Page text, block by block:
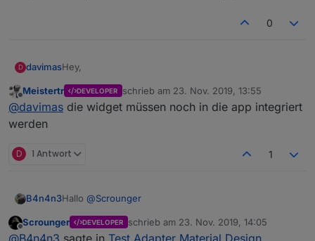
0
D davimasHey,
Gerade ein neues Projekt angelegt und die Widgets
rübergezogen. Im Editor ist alles da - wenn ich dann
Offline
Meistertr DEVELOPER schrieb am 23. Nov. 2019, 13:55
zuletzt editiert von
@davimas die widget müssen noch in die app integriert
werden
D 1 Antwort 1
B4n4n3Hallo @Scrounger
du hast mit dem Update 0.2.0 " colorSchemes for
Charts" hinzugefügt.
Offline
Scrounger DEVELOPER schrieb am 23. Nov. 2019, 14:05
zuletzt editiert von
@B4n4n3 sagte in Test Adapter Material Design